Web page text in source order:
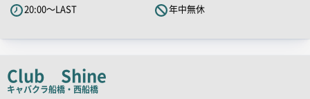
ャ
チ
ピ
ー
20:00～LAST
年中無休
Club Shine
キャバクラ船橋・西船橋